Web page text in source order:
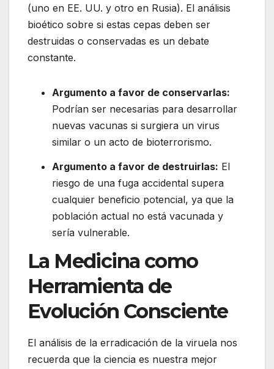
(uno en EE. UU. y otro en Rusia). El análisis
bioético sobre si estas cepas deben ser
destruidas o conservadas es un debate
constante.
Argumento a favor de conservarlas:
Podrían ser necesarias para desarrollar
nuevas vacunas si surgiera un virus
similar o un acto de bioterrorismo.
Argumento a favor de destruirlas: El
riesgo de una fuga accidental supera
cualquier beneficio potencial, ya que la
población actual no está vacunada y
sería vulnerable.
La Medicina como
Herramienta de
Evolución Consciente
El análisis de la erradicación de la viruela nos
recuerda que la ciencia es nuestra mejor